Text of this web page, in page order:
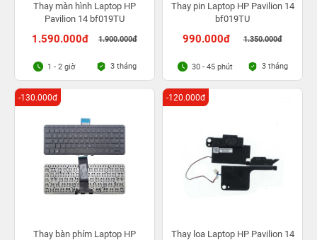
Thay màn hình Laptop HP
Pavilion 14 bf019TU
1.590.000đ 1.900.000đ
1 - 2 giờ 3 tháng
Thay pin Laptop HP Pavilion 14
bf019TU
990.000đ 1.350.000đ
30 - 45 phút 3 tháng
Thay bàn phím Laptop HP
-130.000đ
Thay loa Laptop HP Pavilion 14
-120.000đ